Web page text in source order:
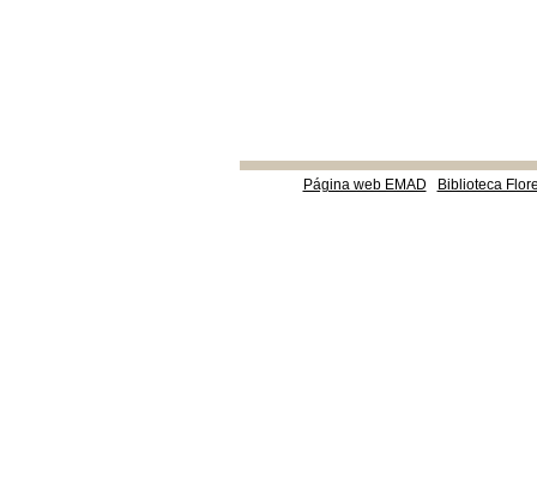
Página web EMAD Biblioteca